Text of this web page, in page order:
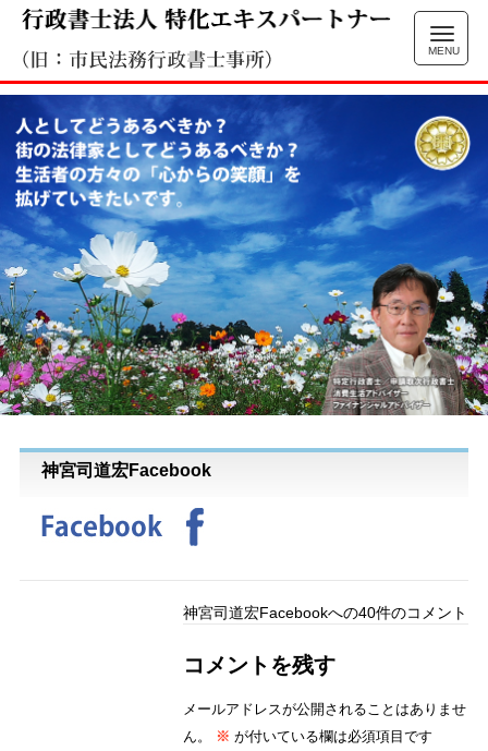
神宮司道宏Facebook
神宮司道宏Facebookへの40件のコメント
コメントを残す
メールアドレスが公開されることはありませ
ん。
※ が付いている欄は必須項目です